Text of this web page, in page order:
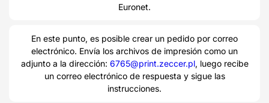
Euronet.
En este punto, es posible crear un pedido por correo
electrónico. Envía los archivos de impresión como un
adjunto a la dirección: 6765@print.zeccer.pl, luego recibe
un correo electrónico de respuesta y sigue las
instrucciones.